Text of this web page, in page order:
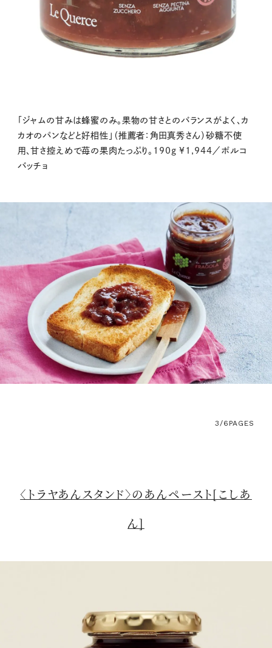
「ジャムの甘みは蜂蜜のみ。果物の甘さとのバランスがよく、カ
カオのパンなどと好相性」（推薦者：角田真秀さん）砂糖不使
用、甘さ控えめで苺の果肉たっぷり。190g ¥1,944／ポルコ
バッチョ
3/6 PAGES
〈トラヤあんスタンド〉のあんペースト[こしあ
ん]